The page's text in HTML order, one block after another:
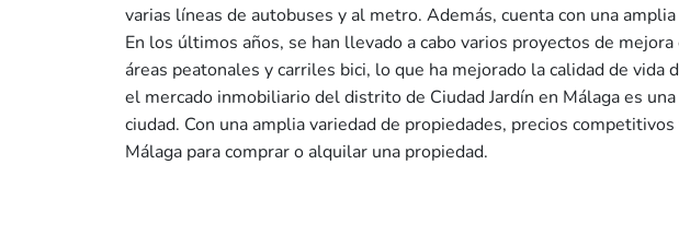
varias líneas de autobuses y al metro. Además, cuenta con una
En los últimos años, se han llevado a cabo varios proyectos de
áreas peatonales y carriles bici, lo que ha mejorado la calidad de
el mercado inmobiliario del distrito de Ciudad Jardín en Málaga es
ciudad. Con una amplia variedad de propiedades, precios
Málaga para comprar o alquilar una propiedad.